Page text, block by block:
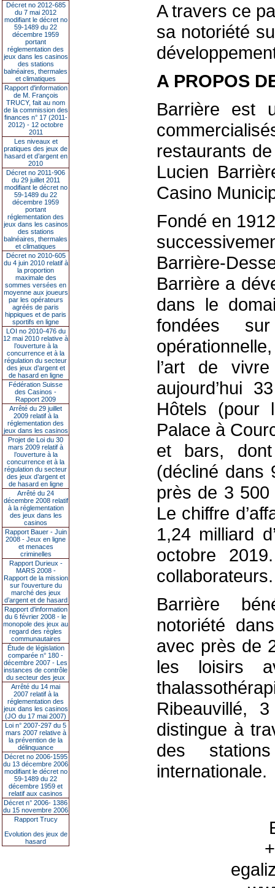
Décret no 2012-685
du 7 mai 2012
modifiant le décret no
59-1489 du 22
décembre 1959
portant
réglementation des
jeux dans les casinos
des stations
balnéaires, thermales
et climatiques
Rapport d'information
de M. François
TRUCY, fait au nom
de la commission des
finances n° 17 (2011-
2012) - 12 octobre
2011
Les niveaux et
pratiques des jeux de
hasard et d’argent en
2010
Décret no 2011-906
du 29 juillet 2011
modifiant le décret no
59-1489 du 22
décembre 1959
portant
réglementation des
jeux dans les casinos
des stations
balnéaires, thermales
et climatiques
Décret no 2010-605
du 4 juin 2010 relatif à
la proportion
maximale des
sommes versées en
moyenne aux joueurs
par les opérateurs
agréés de paris
hippiques et de paris
sportifs en ligne
LOI no 2010-476 du
12 mai 2010 relative à
l’ouverture à la
concurrence et à la
régulation du secteur
des jeux d’argent et
de hasard en ligne
Fédération Suisse
des Casinos -
Rapport 2009
Arrêté du 29 juillet
2009 relatif à la
réglementation des
jeux dans les casinos
Projet de Loi du 30
mars 2009 relatif à
l’ouverture à la
concurrence et à la
régulation du secteur
des jeux d’argent et
de hasard en ligne
Arrêté du 24
décembre 2008 relatif
à la réglementation
des jeux dans les
casinos
Rapport Bauer - Juin
2008 - Jeux en ligne
et menaces
criminelles
Rapport Durieux -
MARS 2008 -
Rapport de la mission
sur l’ouverture du
marché des jeux
d’argent et de hasard
Rapport d'information
du 6 février 2008 - le
monopole des jeux au
regard des règles
communautaires
Étude de législation
comparée n° 180 -
décembre 2007 - Les
instances de contrôle
du secteur des jeux
Arrêté du 14 mai
2007 relatif à la
réglementation des
jeux dans les casinos
(JO du 17 mai 2007)
Loi n° 2007-297 du 5
mars 2007 relative à
la prévention de la
délinquance
Décret no 2006-1595
du 13 décembre 2006
modifiant le décret no
59-1489 du 22
décembre 1959 et
relatif aux casinos
Décret n° 2006- 1386
du 15 novembre 2006
Rapport Trucy
Evolution des jeux de
hasard
A travers ce
sa notoriété
A PROPOS
Barrière est
restaurants
Lucien
Casino
Fondé en
Barrière-
Barrière a
dans le
fondées
l’art de
aujourd’hui
Hôtels (pour
Palace à
et bars,
(décliné dans
près de 3
Le chiffre
1,24 milliard
octobre
collaborateurs.
Barrière
notoriété
avec près de
les loisirs
Ribeauvillé,
distingue à
des
internationale.